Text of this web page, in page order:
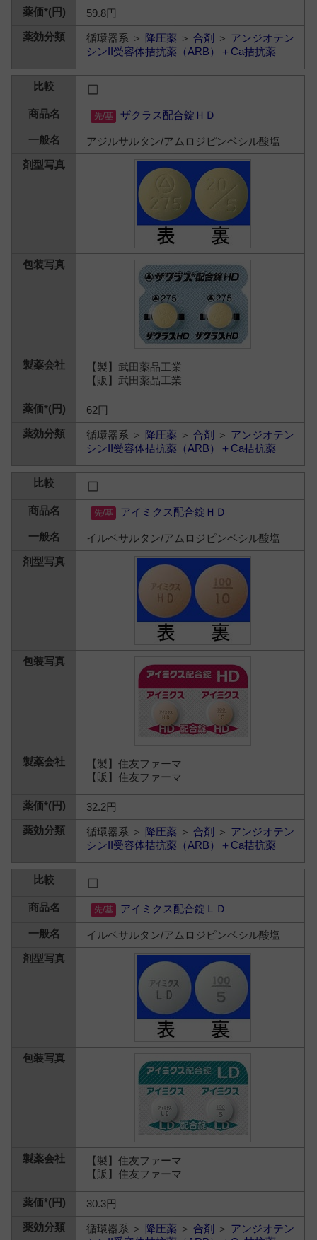
59.8円
循環器系 ＞ 降圧薬 ＞合剤 ＞ アンジオテン
シンII受容体拮抗薬（ARB）＋Ca拮抗薬
ザクラス配合錠ＨＤ
アジルサルタン/アムロジピンベシル酸塩
【製】武田薬品工業
【販】武田薬品工業
62円
循環器系 ＞ 降圧薬 ＞合剤 ＞ アンジオテン
シンII受容体拮抗薬（ARB）＋Ca拮抗薬
アイミクス配合錠ＨＤ
イルベサルタン/アムロジピンベシル酸塩
【製】住友ファーマ
【販】住友ファーマ
32.2円
循環器系 ＞ 降圧薬 ＞合剤 ＞ アンジオテン
シンII受容体拮抗薬（ARB）＋Ca拮抗薬
アイミクス配合錠ＬＤ
イルベサルタン/アムロジピンベシル酸塩
【製】住友ファーマ
【販】住友ファーマ
30.3円
循環器系 ＞ 降圧薬 ＞合剤 ＞ アンジオテン